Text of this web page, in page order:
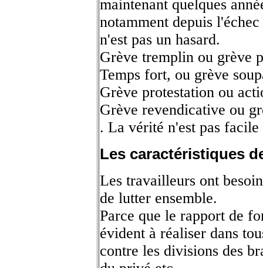
maintenant quelques
notamment depuis
n'est pas un hasard.
Grève tremplin ou grève
Temps fort, ou grève
Grève protestation ou
Grève revendicative ou
. La vérité n'est pas
Les caractéristiques
Les travailleurs ont
de lutter ensemble.
Parce que le rapport de
évident à réaliser dans
contre les divisions des